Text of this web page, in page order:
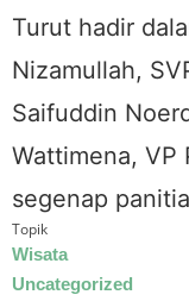
Turut hadir
Nizamullah,
Saifuddin
Wattimena, VP
segenap
Topik
Wisata
Uncategorized